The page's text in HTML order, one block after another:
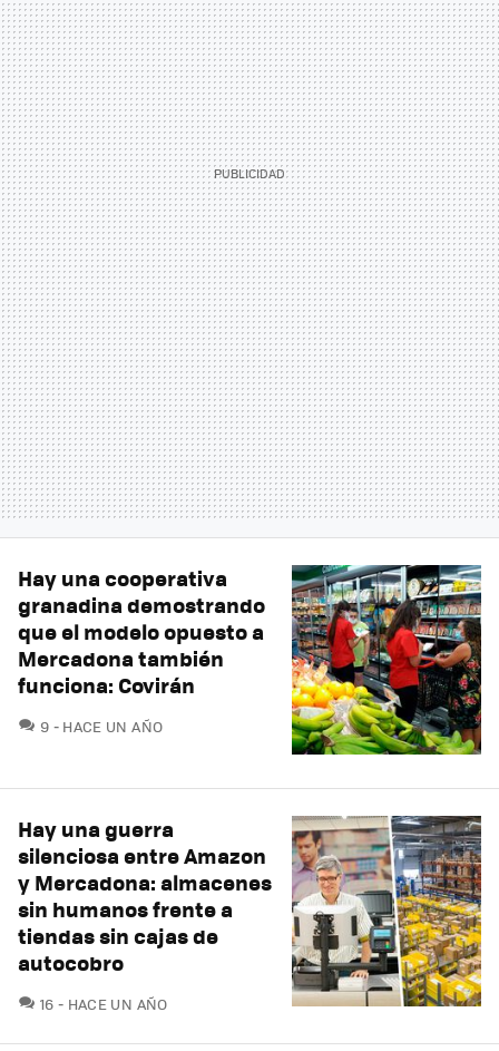
Hay una cooperativa
granadina demostrando
que el modelo opuesto a
Mercadona también
funciona: Covirán
9 COMENTARIOS
HACE UN AÑO
Hay una guerra
silenciosa entre Amazon
y Mercadona: almacenes
sin humanos frente a
tiendas sin cajas de
autocobro
16 COMENTARIOS
HACE UN AÑO